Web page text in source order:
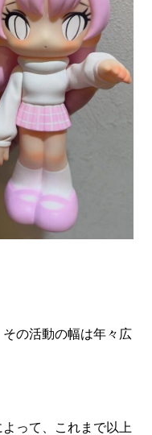
の活動の幅は年々広
って、これまで以上